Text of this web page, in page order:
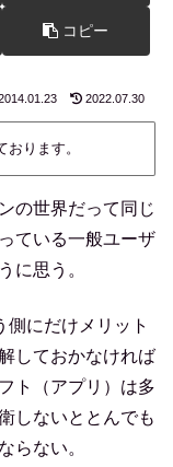
コピー
2022.07.30
おります。
の世界だって同じ
ている一般ユーザ
に思う。
側にだけメリット
しておかなければ
ト（アプリ）は多
しないととんでも
らない。